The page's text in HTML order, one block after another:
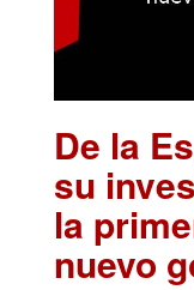
De la
su
la
nuevo